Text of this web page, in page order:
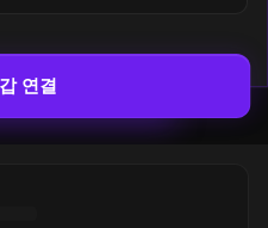
연결